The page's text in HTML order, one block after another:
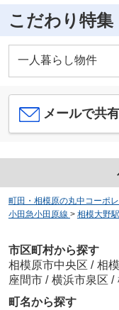
こだわり特集
一人暮らし物件
メールで共
町田・相模原の丸中コーポ
小田急小田原線 > 相模大野駅
市区町村から探す
相模原市中央区 / 相
座間市 / 横浜市泉区 /
町名から探す